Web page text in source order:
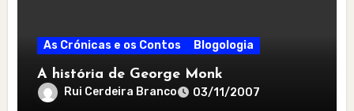
As Crónicas e os Contos Blogologia
A história de George Monk
Rui Cerdeira Branco 03/11/2007